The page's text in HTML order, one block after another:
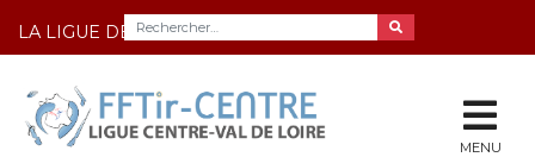
LA LIGUE DE TIR DU CENTRE
MENU